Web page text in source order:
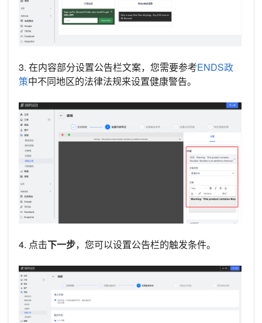
3. 在内容部分设置公告栏文案，您需要参考ENDS政
策中不同地区的法律法规来设置健康警告。
4. 点击下一步，您可以设置公告栏的触发条件。